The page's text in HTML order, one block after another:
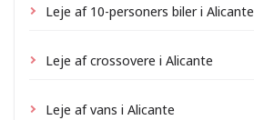
Leje af 10-personers biler i Alicante
Leje af crossovere i Alicante
Leje af vans i Alicante